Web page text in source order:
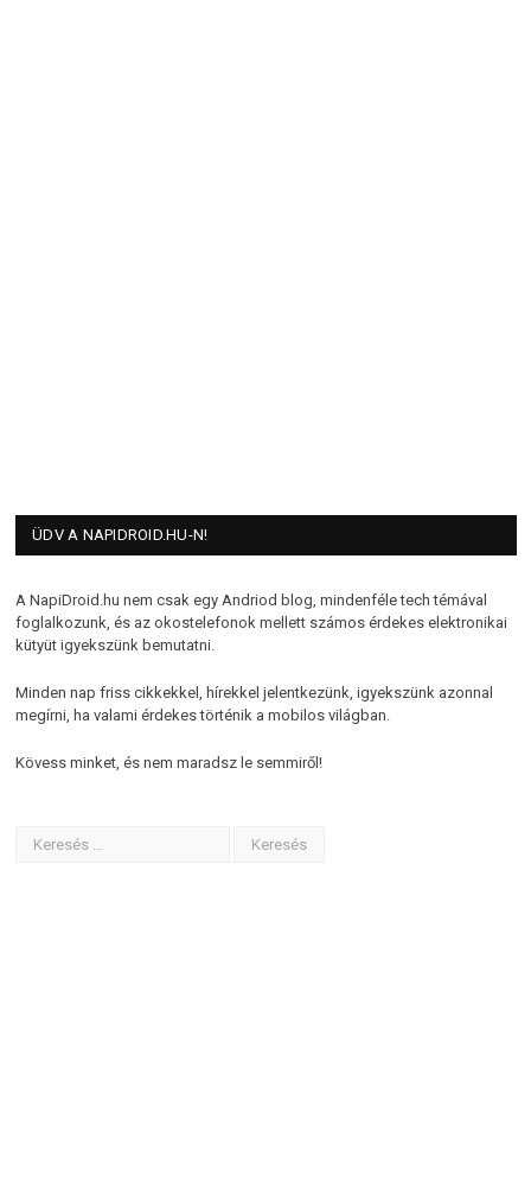
ÜDV A NAPIDROID.HU-N!
A NapiDroid.hu nem csak egy Andriod blog, mindenféle tech témával
foglalkozunk, és az okostelefonok mellett számos érdekes elektronikai
kütyüt igyekszünk bemutatni.
Minden nap friss cikkekkel, hírekkel jelentkezünk, igyekszünk azonnal
megírni, ha valami érdekes történik a mobilos világban.
Kövess minket, és nem maradsz le semmiről!